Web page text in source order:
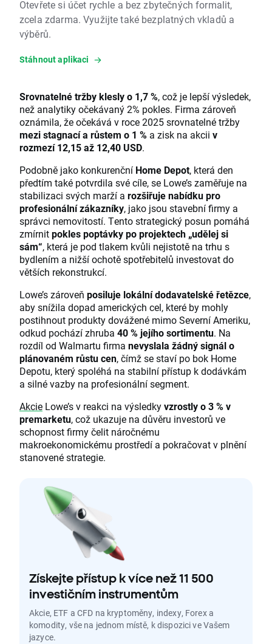
Otevřete si účet rychle a bez zbytečných formalit,
zcela zdarma. Využijte také bezplatných vkladů a
výběrů.
Stáhnout aplikaci
Srovnatelné tržby klesly o 1,7 %, což je lepší výsledek,
než analytiky očekávaný 2% pokles. Firma zároveň
oznámila, že očekává v roce 2025 srovnatelné tržby
mezi stagnací a růstem o 1 % a zisk na akcii v
rozmezí 12,15 až 12,40 USD.
Podobně jako konkurenční Home Depot, která den
předtím také potvrdila své cíle, se Lowe’s zaměřuje na
stabilizaci svých marží a rozšiřuje nabídku pro
profesionální zákazníky, jako jsou stavební firmy a
správci nemovitostí. Tento strategický posun pomáhá
zmírnitpokles poptávky po projektech „udělej si
sám“, která je pod tlakem kvůli nejistotě na trhu s
bydlením a nižší ochotě spotřebitelů investovat do
větších rekonstrukcí.
Lowe’s zároveň posiluje lokální dodavatelské řetězce,
aby snížila dopad amerických cel, které by mohly
postihnout produkty dovážené mimo Severní Ameriku,
odkud pochází zhruba 40 % jejího sortimentu. Na
rozdíl od Walmartu firma nevyslala žádný signál o
plánovaném růstu cen, čímž se staví po bok Home
Depotu, který spoléhá na stabilní přístup k dodávkám
a silné vazby na profesionální segment.
Akcie Lowe’s v reakci na výsledkyvzrostly o 3 % v
premarketu, což ukazuje na důvěru investorů ve
schopnost firmy čelit náročnému
makroekonomickému prostředí a pokračovat v plnění
stanovené strategie.
Získejte přístup k více než 11 500
investičním instrumentům
Akcie, ETF a CFD na kryptoměny, indexy, Forex a
komodity, vše na jednom místě, k dispozici ve Vašem
jazyce.